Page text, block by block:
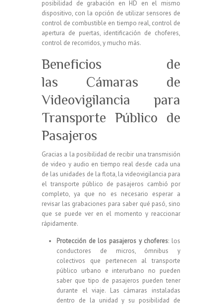
posibilidad de grabación en HD en el mismo
dispositivo, con la opción de utilizar sensores de
control de combustible en tiempo real, control de
apertura de puertas, identificación de choferes,
control de recorridos, y mucho más.
Beneficios de
las Cámaras de
Videovigilancia para
Transporte Público de
Pasajeros
Gracias a la posibilidad de recibir una transmisión
de video y audio en tiempo real desde cada una
de las unidades de la flota, la videovigilancia para
el transporte público de pasajeros cambió por
completo, ya que no es necesario esperar a
revisar las grabaciones para saber qué pasó, sino
que se puede ver en el momento y reaccionar
rápidamente.
Protección de los pasajeros y choferes: los
conductores de micros, ómnibus y
colectivos que pertenecen al transporte
público urbano e interurbano no pueden
saber que tipo de pasajeros pueden tener
durante el viaje. Las cámaras instaladas
dentro de la unidad y su posibilidad de